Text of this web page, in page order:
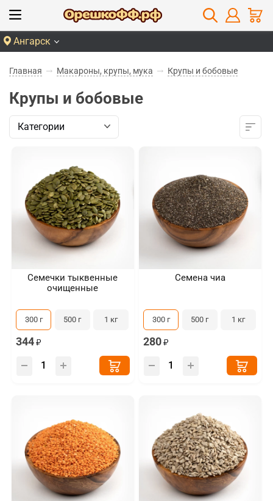
Ангарск
Главная Макароны, крупы, мука Крупы и бобовые
Крупы и бобовые
Категории
Семечки тыквенные
очищенные
300 г 500 г 1 кг
344
Семена чиа
300 г 500 г 1 кг
280